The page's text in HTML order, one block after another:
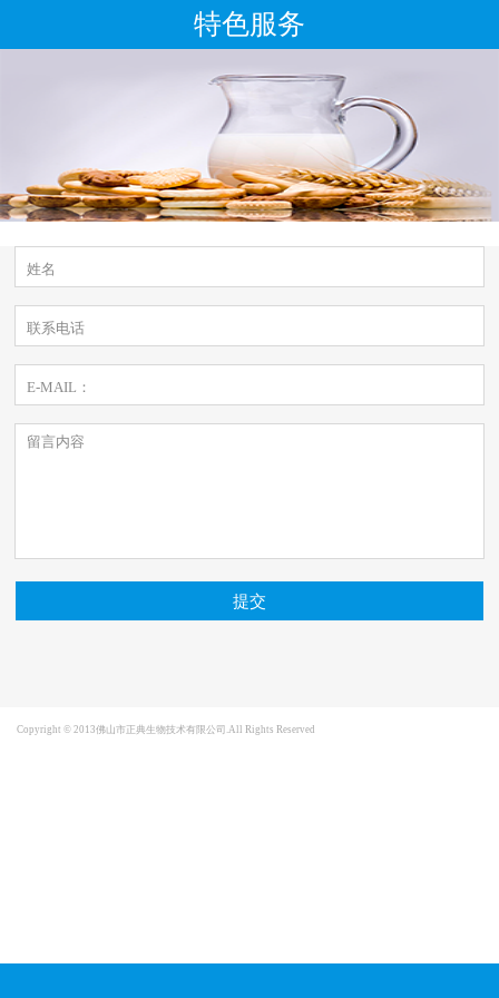
特色服务
姓名
联系电话
E-MAIL：
留言内容
Copyright © 2013佛山市正典生物技术有限公司.All Rights Reserved